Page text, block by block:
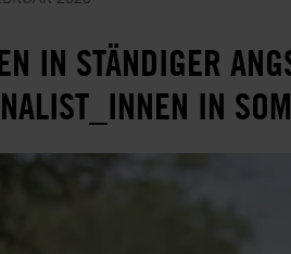
IN STÄNDIGER
IN